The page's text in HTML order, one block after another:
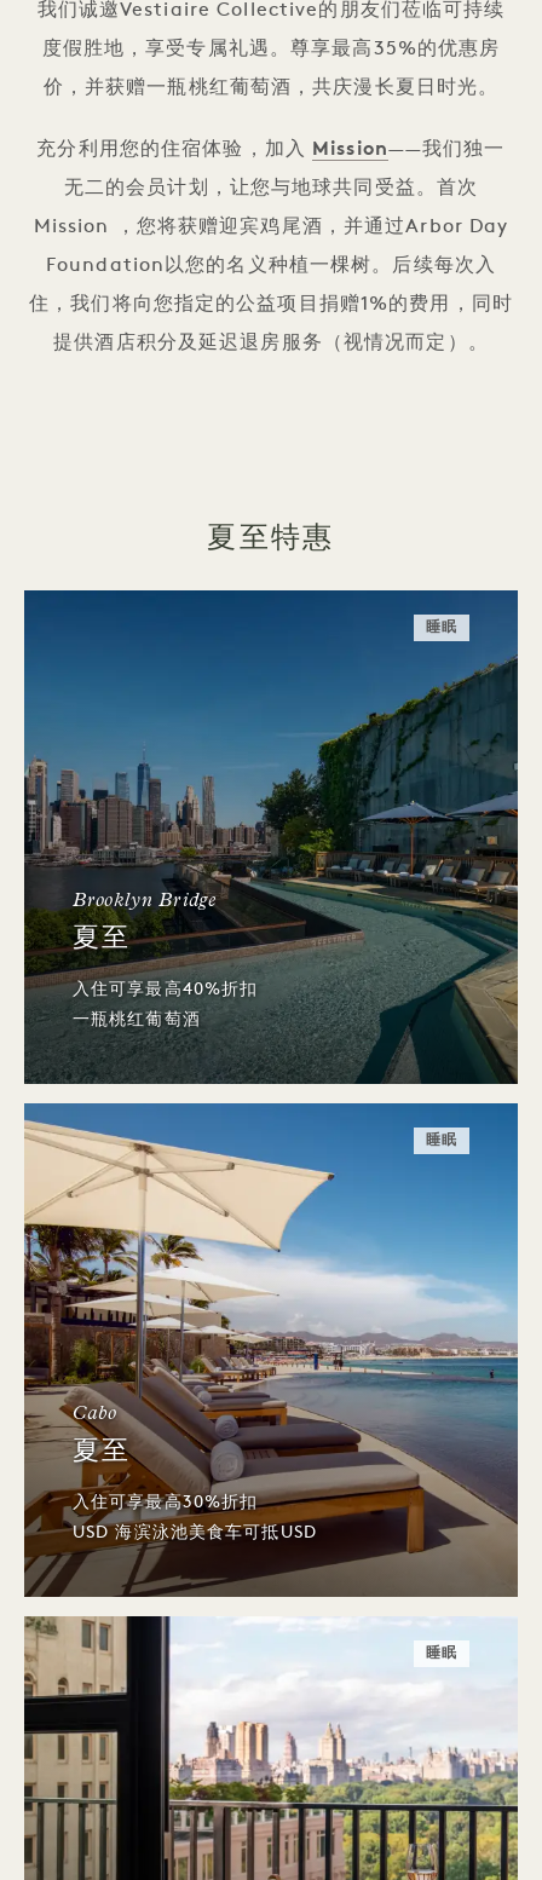
我们诚邀Vestiaire Collective的朋友们莅临可持续
度假胜地，享受专属礼遇。尊享最高35%的优惠房
价，并获赠一瓶桃红葡萄酒，共庆漫长夏日时光。
充分利用您的住宿体验，加入 Mission——我们独一
无二的会员计划，让您与地球共同受益。首次
Mission ，您将获赠迎宾鸡尾酒，并通过Arbor Day
Foundation以您的名义种植一棵树。后续每次入
住，我们将向您指定的公益项目捐赠1%的费用，同时
提供酒店积分及延迟退房服务（视情况而定）。
夏至特惠
睡眠
Brooklyn Bridge
夏至
入住可享最高40%折扣
一瓶桃红葡萄酒
睡眠
Cabo
夏至
入住可享最高30%折扣
USD 海滨泳池美食车可抵USD
睡眠